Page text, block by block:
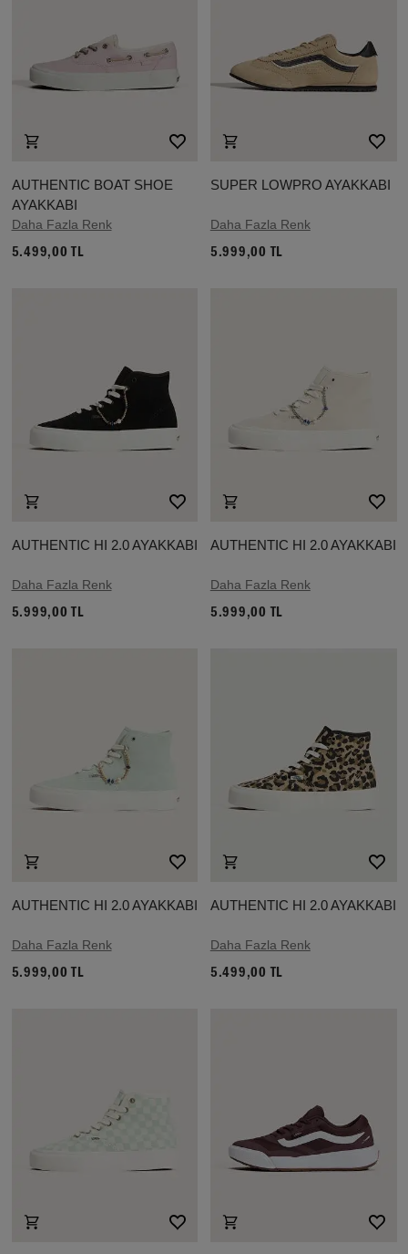
AUTHENTIC BOAT SHOE
AYAKKABI
Daha Fazla Renk
5.499,00 TL
SUPER LOWPRO AYAKKABI
Daha Fazla Renk
5.999,00 TL
AUTHENTIC HI 2.0 AYAKKABI
Daha Fazla Renk
5.999,00 TL
AUTHENTIC HI 2.0 AYAKKABI
Daha Fazla Renk
5.999,00 TL
AUTHENTIC HI 2.0 AYAKKABI
Daha Fazla Renk
5.999,00 TL
AUTHENTIC HI 2.0 AYAKKABI
Daha Fazla Renk
5.499,00 TL